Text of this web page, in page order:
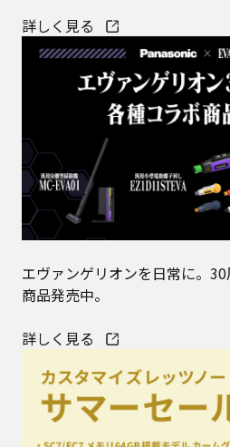
詳しく見る
エヴァンゲリオンを日常に。
商品発売中。
詳しく見る